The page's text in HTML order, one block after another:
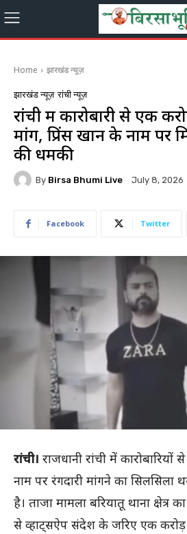
Home झारखंड न्यूज़
झारखंड न्यूज़ रांची न्यूज़
रांची में कारोबारी से एक
मांग, प्रिंस खान के नाम पर
की धमकी
By Birsa Bhumi Live July 8, 2026
Facebook Twitter
रांची। राजधानी रांची में कारोबारियों
नाम पर रंगदारी मांगने का सिलसिला
है। ताजा मामला बरियातू थाना क्षेत्र
से व्हाट्सऐप संदेश के जरिए एक करोड़